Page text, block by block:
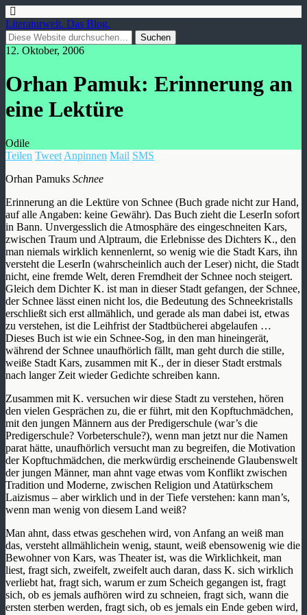
Literaturwelt. Das Blog.
12. Oktober, 2006
Orhan Pamuk: Erinnerung an
eine Lektüre
Odile
Teilen Tweet Anpinnen Mail SMS
Orhan Pamuks Schnee
Erinnerung an die Lektüre von Schnee (Buch grade nicht zur Hand,
auf alle Angaben: keine Gewähr). Das Buch zieht die LeserIn sofort
in Bann. Unvergesslich die Atmosphäre des eingeschneiten Kars,
zwischen Traum und Alptraum, die Erlebnisse des Dichters K., den
man niemals wirklich kennenlernt, so wenig wie die Stadt Kars, ihn
versteht die LeserIn (wahrscheinlich auch der Leser) nicht, die Stadt
nicht, eine fremde Welt, deren Fremdheit der Schnee noch steigert.
Gleich dem Dichter K. ist man in dieser Stadt gefangen, der Schnee,
der Schnee lässt einen nicht los, die Bedeutung des Schneekristalls
erschließt sich erst allmählich, und gerade als man dabei ist, etwas
zu verstehen, ist die Leihfrist der Stadtbücherei abgelaufen …
Dieses Buch ist wie ein Schnee-Sog, in den man hineingerät,
während der Schnee unaufhörlich fällt, man geht durch die stille,
weiße Stadt Kars, zusammen mit K., der in dieser Stadt erstmals
nach langer Zeit wieder Gedichte schreiben kann.
Zusammen mit K. versuchen wir diese Stadt zu verstehen, hören
den vielen Gesprächen zu, die er führt, mit den Kopftuchmädchen,
mit den jungen Männern aus der Predigerschule (war’s die
Predigerschule? Vorbeterschule?), wenn man jetzt nur die Namen
parat hätte, unaufhörlich versucht man zu begreifen, die Motivation
der Kopftuchmädchen, die merkwürdig erscheinende Glaubenswelt
der jungen Männer, man ahnt vage etwas vom Konflikt zwischen
Tradition und Moderne, zwischen Religion und Atatürkschem
Laizismus – aber wirklich und in der Tiefe verstehen: kann man’s,
wenn man wenig von diesem Land weiß?
Man ahnt, dass etwas geschehen wird, von Anfang an weiß man
das, versteht allmählichein wenig, staunt, weiß ebensowenig wie die
Bewohner von Kars, was Theater ist, was die Wirklichkeit, man
liest, fragt sich, zweifelt, zweifelt auch daran, dass K. sich wirklich
verliebt hat, fragt sich, warum er zum Scheich gegangen ist, fragt
sich, ob es jemals aufhören wird zu schneien, fragt sich, wann die
ersten sterben werden, fragt sich, ob es jemals ein Ende geben wird,